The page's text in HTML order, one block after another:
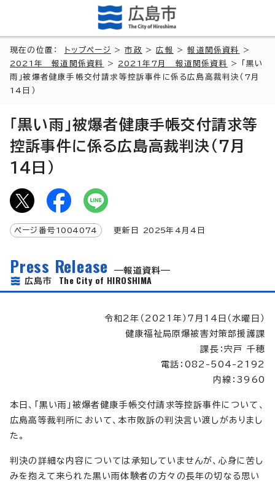
現在の位置： トップページ >市政 >広報 >報道関係資料
>
2021年 報道関係資料
> 2021年7月 報道関係資料
> 「黒い
雨」被爆者健康手帳交付請求等控訴事件に係る広島高裁判決（7月
14日）
「黒い雨」被爆者健康手帳交付請求等
控訴事件に係る広島高裁判決（7月
14日）
ページ番号 1004074 更新日 2025年4月4日
Press Release
報道資料
広島市 The City of HIROSHIMA
令和2年（2021年）7月14日（水曜日）
健康福祉局原爆被害対策部援護課
課長：宍戸 千穂
電話：082-504-2192
内線：3960
本日、「黒い雨」被爆者健康手帳交付請求等控訴事件について、
広島高等裁判所において、本市敗訴の判決言い渡しがありまし
た。
判決の詳細な内容については承知していませんが、心身に苦し
みを抱えて来られた黒い雨体験者の方々の長年の切なる思い